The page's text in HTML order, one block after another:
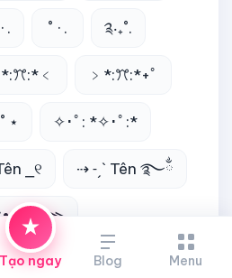
. ˚ · . ༉‧₊˚.
﹥*:ꔫ:*+ﾟ
⋆ ✧･ﾟ: *✧･ﾟ:*
⎯୧ ⇢ ˗ˏˋ Tên ࿐ྂ
❈ ◦•≫
Tạo ngay Blog Menu